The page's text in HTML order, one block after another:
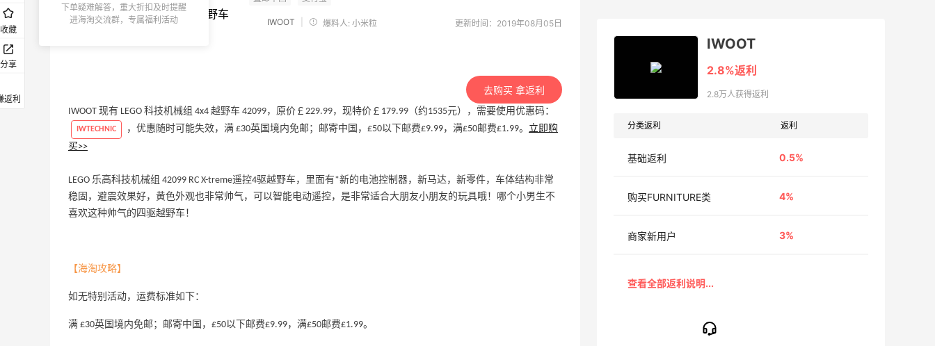
IWOOT 爆料人: 小米粒 更新时间：2019年08月05日
去购买 拿返利
IWOOT 现有 LEGO 科技机械组 4x4 越野车 42099，原价￡229.99，现特价￡179.99（约1535元），需要使用优惠码：
IWTECHNIC ，优惠随时可能失效，满 £30英国境内免邮；邮寄中国，£50以下邮费£9.99，满£50邮费£1.99。 立即购
买>>
LEGO 乐高科技机械组 42099 RC X-treme遥控4驱越野车，里面有*新的电池控制器，新马达，新零件，车体结构非常
稳固，避震效果好，黄色外观也非常帅气，可以智能电动遥控，是非常适合大朋友小朋友的玩具哦！哪个小男生不
喜欢这种帅气的四驱越野车！
【海淘攻略】
如无特别活动，运费标准如下：
满 £30英国境内免邮；邮寄中国，£50以下邮费£9.99，满£50邮费£1.99。
IWOOT
2.8%返利
2.8万人获得返利
分类返利 返利
基础返利 0.5%
购买FURNITURE类 4%
商家新用户 3%
收藏
分享
返利
下单疑难解答，重大折扣及时提醒
进海淘交流群，专属福利活动